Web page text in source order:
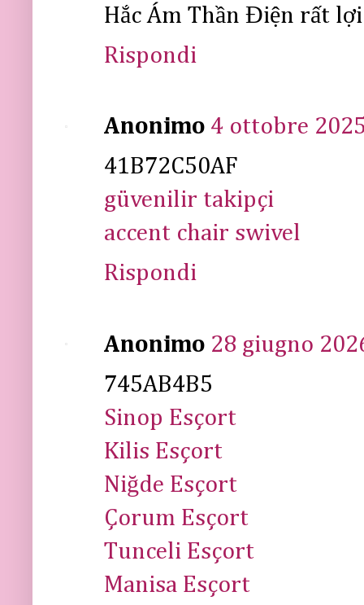
Hắc Ám Thần Điện rất
Rispondi
Anonimo 4 ottobre
41B72C50AF
güvenilir takipçi
accent chair swivel
Rispondi
Anonimo 28 giugno
745AB4B5
Sinop Esçort
Kilis Esçort
Niğde Esçort
Çorum Esçort
Tunceli Esçort
Manisa Esçort